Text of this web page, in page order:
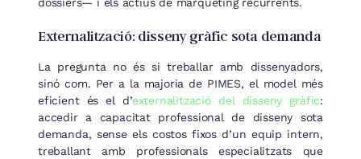
Externalització: disseny gràfic sota demanda
La pregunta no és si treballar amb dissenyadors,
sinó com. Per a la majoria de PIMES, el model més
eficient és el d’externalització del disseny gràfic:
accedir a capacitat professional de disseny sota
demanda, sense els costos fixos d’un equip intern,
treballant amb professionals especialitzats que